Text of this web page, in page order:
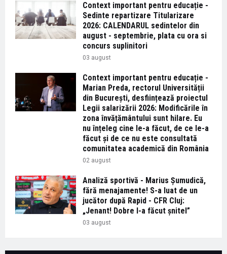
Context important pentru educație -
Sedinte repartizare Titularizare
2026: CALENDARUL sedintelor din
august - septembrie, plata cu ora si
concurs suplinitori
03 august
Context important pentru educație -
Marian Preda, rectorul Universității
din București, desființează proiectul
Legii salarizării 2026: Modificările în
zona învățământului sunt hilare. Eu
nu înțeleg cine le-a făcut, de ce le-a
făcut și de ce nu este consultată
comunitatea academică din România
02 august
Analiză sportivă - Marius Șumudică,
fără menajamente! S-a luat de un
jucător după Rapid - CFR Cluj:
„Jenant! Dobre l-a făcut șnitel”
03 august